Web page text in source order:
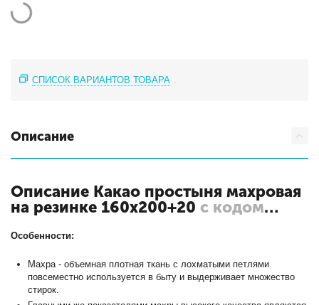
СПИСОК ВАРИАНТОВ ТОВАРА
Описание
Описание Какао простыня махровая
на резинке 160х200+20 с кодом
Особенности:
Махра - объемная плотная ткань с лохматыми петлями
повсеместно используется в быту и выдерживает множество
стирок.